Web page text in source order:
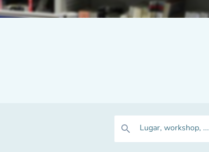
search Lugar, workshop, ...